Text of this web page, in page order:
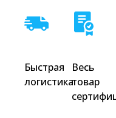
Быстрая
логистика
Весь
товар